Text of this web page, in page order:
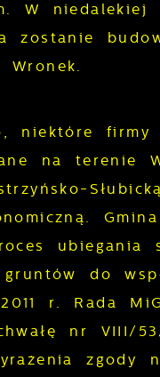
W niedalekiej
zostanie
Wronek.
niektóre firmy
na terenie
ubiegania
gruntów do
r. Rada
nr VIII/
zgody
Wyrażenie zgody
i
pozwalają
częstotliwości,
są nasze serwisy
na ocenę
pod
wśród
pliki
plikom
Ci najciekawsze
na stronach